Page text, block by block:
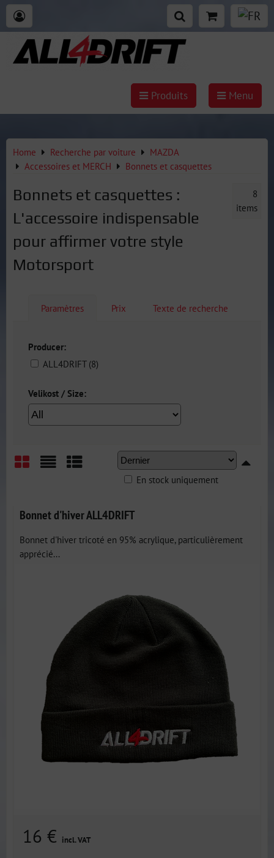
Produits Menu
Home Recherche par voiture
MAZDA
Accessoires et MERCH
Bonnets et casquettes
Bonnets et casquettes :
L'accessoire indispensable
pour affirmer votre style
Motorsport
8
items
Paramètres Prix Texte de recherche
Producer:
ALL4DRIFT (8)
Velikost / Size:
En stock uniquement
Bonnet d'hiver ALL4DRIFT
Bonnet d'hiver tricoté en 95% acrylique, particulièrement
apprécié...
16 € incl. VAT